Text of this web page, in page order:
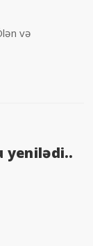
və
yenilədi..